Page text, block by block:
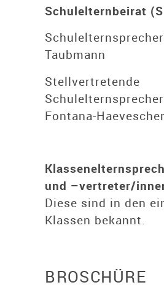
Schulelternbeirat
Taubmann
Stellvertretende
Fontana-Haevescher
und –vertreter/
Diese sind in den
Klassen bekannt.
BROSCHÜRE